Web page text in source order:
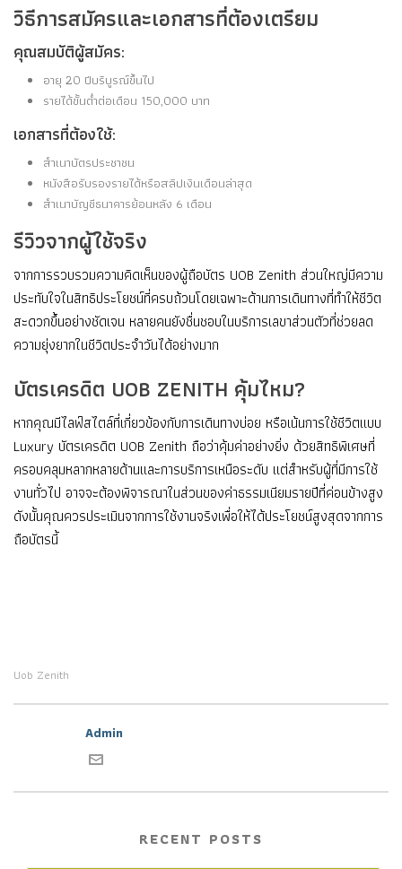
วิธีการสมัครและเอกสารที่ต้องเตรียม
คุณสมบัติผู้สมัคร:
อายุ 20 ปีบริบูรณ์ขึ้นไป
รายได้ขั้นต่ำต่อเดือน 150,000 บาท
เอกสารที่ต้องใช้:
สำเนาบัตรประชาชน
หนังสือรับรองรายได้หรือสลิปเงินเดือนล่าสุด
สำเนาบัญชีธนาคารย้อนหลัง 6 เดือน
รีวิวจากผู้ใช้จริง
จากการรวบรวมความคิดเห็นของผู้ถือบัตร UOB Zenith ส่วนใหญ่มีความ
ประทับใจในสิทธิประโยชน์ที่ครบถ้วนโดยเฉพาะด้านการเดินทางที่ทำให้ชีวิต
สะดวกขึ้นอย่างชัดเจน หลายคนยังชื่นชอบในบริการเลขาส่วนตัวที่ช่วยลด
ความยุ่งยากในชีวิตประจำวันได้อย่างมาก
บัตรเครดิต UOB ZENITH คุ้มไหม?
หากคุณมีไลฟ์สไตล์ที่เกี่ยวข้องกับการเดินทางบ่อย หรือเน้นการใช้ชีวิตแบบ
Luxury บัตรเครดิต UOB Zenith ถือว่าคุ้มค่าอย่างยิ่ง ด้วยสิทธิพิเศษที่
ครอบคลุมหลากหลายด้านและการบริการเหนือระดับ แต่สำหรับผู้ที่มีการใช้
งานทั่วไป อาจจะต้องพิจารณาในส่วนของค่าธรรมเนียมรายปีที่ค่อนข้างสูง
ดังนั้นคุณควรประเมินจากการใช้งานจริงเพื่อให้ได้ประโยชน์สูงสุดจากการ
ถือบัตรนี้
Uob Zenith
Admin
RECENT POSTS